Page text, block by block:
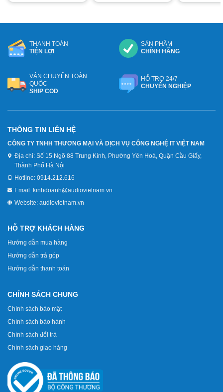
THANH TOÁN
TIỆN LỢI
SẢN PHẨM
CHÍNH HÃNG
VẬN CHUYỂN TOÀN
QUỐC
SHIP COD
HỖ TRỢ 24/7
CHUYÊN NGHIỆP
THÔNG TIN LIÊN HỆ
CÔNG TY TNHH THƯƠNG MẠI VÀ DỊCH VỤ CÔNG NGHỆ IT VIỆT NAM
Địa chỉ: Số 15 Ngõ 88 Trung Kính, Phường Yên Hoà, Quận Cầu Giấy,
Thành Phố Hà Nội
Hotline: 0914.212.616
Email: kinhdoanh@audiovietnam.vn
Website: audiovietnam.vn
HỖ TRỢ KHÁCH HÀNG
Hướng dẫn mua hàng
Hướng dẫn trả góp
Hướng dẫn thanh toán
CHÍNH SÁCH CHUNG
Chính sách bảo mật
Chính sách bảo hành
Chính sách đổi trả
Chính sách giao hàng